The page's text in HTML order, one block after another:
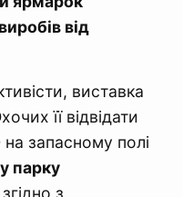
від
виставка
її відвідати
на запасному полі
у парку
з